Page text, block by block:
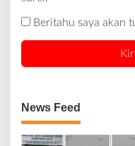
Beritahu saya akan
News Feed